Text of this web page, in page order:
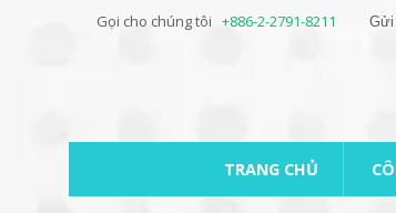
Gọi cho chúng tôi +886-2-2791-8211 Gửi
TRANG CHỦ